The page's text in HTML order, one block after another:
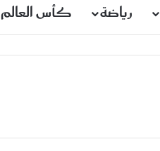
رياضة كأس العالم